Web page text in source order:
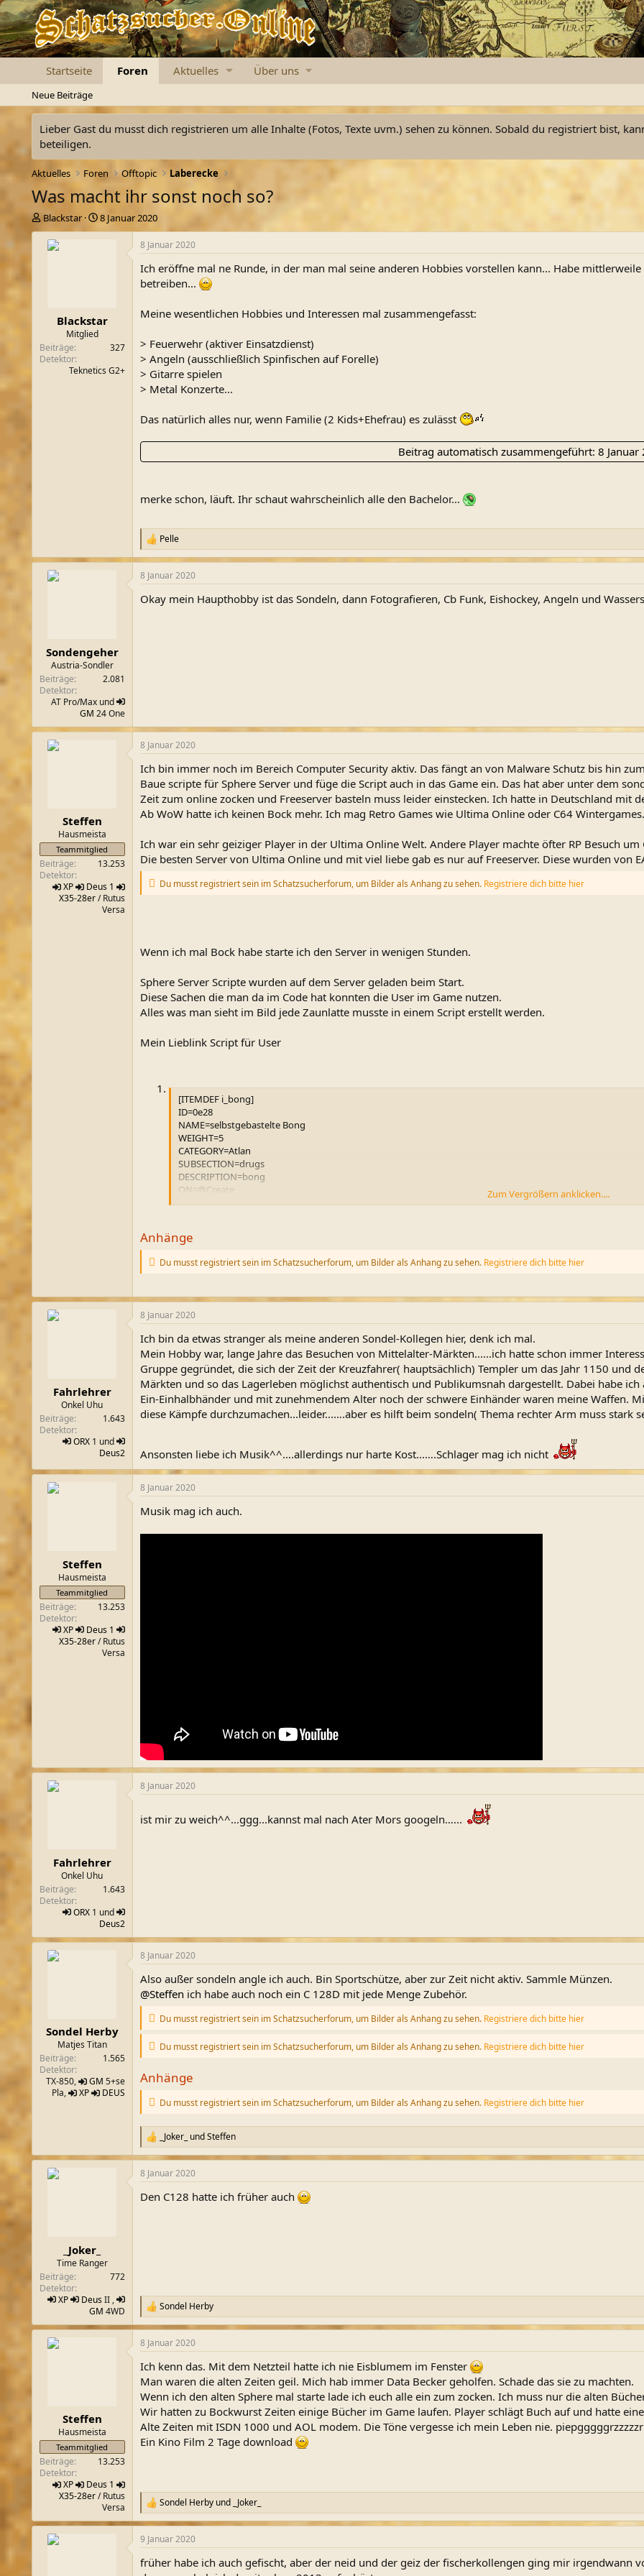
Startseite Foren Aktuelles Über uns
Neue Beiträge
Lieber Gast du musst dich registrieren um alle Inhalte (Fotos, Texte uvm.) sehen zu können. Sobald du registriert bist,
beteiligen.
Aktuelles Foren Offtopic Laberecke
Was macht ihr sonst noch so?
E
r
Blackstar
E
r
a
8 Januar 2020
Blackstar
Mitglied
Beiträge
327
Detektor
Teknetics G2+
8 Januar 2020
Ich eröffne mal ne Runde, in der man mal seine anderen Hobbies vorstellen kann... Habe
betreiben...
Meine wesentlichen Hobbies und Interessen mal zusammengefasst:
> Feuerwehr (aktiver Einsatzdienst)
> Angeln (ausschließlich Spinfischen auf Forelle)
> Gitarre spielen
> Metal Konzerte...
Das natürlich alles nur, wenn Familie (2 Kids+Ehefrau) es zulässt
Beitrag automatisch zusammengeführt:8 Januar
merke schon, läuft. Ihr schaut wahrscheinlich alle den Bachelor...
R
e
a
k
i
Pelle
Sondengeher
Austria-Sondler
Beiträge
2.081
Detektor
AT Pro/Max und
GM 24 One
8 Januar 2020
Okay mein Haupthobby ist das Sondeln, dann Fotografieren, Cb Funk, Eishockey, Angeln und
Steffen
Hausmeista
Teammitglied
Beiträge
13.253
Detektor
XP
Deus 1
X35-28er/ Rutus
Versa
8 Januar 2020
Ich bin immer noch im Bereich Computer Security aktiv. Das fängt an von Malware Schutz bis hin
Baue scripte für Sphere Server und füge die Script auch in das Game ein. Das hat aber unter dem
Zeit zum online zocken und Freeserver basteln muss leider einstecken. Ich hatte in Deutschland mit
Ab WoW hatte ich keinen Bock mehr. Ich mag Retro Games wie Ultima Online oder C64
Ich war ein sehr geiziger Player in der Ultima Online Welt. Andere Player machte öfter RP Besuch um
Die besten Server von Ultima Online und mit viel liebe gab es nur auf Freeserver. Diese wurden von
Du musst registriert sein im Schatzsucherforum, um Bilder als Anhang zu sehen. Registriere dich bitte hier
Wenn ich mal Bock habe starte ich den Server in wenigen Stunden.
Sphere Server Scripte wurden auf dem Server geladen beim Start.
Diese Sachen die man da im Code hat konnten die User im Game nutzen.
Alles was man sieht im Bild jede Zaunlatte musste in einem Script erstellt werden.
Mein Lieblink Script für User
[ITEMDEF i_bong]
ID=0e28
NAME=selbstgebastelte Bong
WEIGHT=5
CATEGORY=Atlan
SUBSECTION=drugs
DESCRIPTION=bong
ON=@Create
COLOR=1301
If (<src.findid.i_mem_rauschdauer.amount>==0)
SRC.SAY ** Zieht kraeftig am Bong **
Var.STA1=(<src.str>/2)
Var.STA2=(<src.str>/5)
Src.STAM=(<VAR.STA1>+<VAR.STA2>)
SRC.NEWITEM i_mem_rauschdauer
SRC.ACT.TIMER=60
SRC.ACT.EQUIP
SRC.FLAGS=<SRC.FLAGS>|statf_hallucinating
SRC.CONSUME 1 i_Dope
ELSE
Endif
ELSE
SRC.MESSAGE Du bist zu breit um dir nen Kopf zu stopfen
ENDIF
Zum Vergrößern anklicken....
Anhänge
Du musst registriert sein im Schatzsucherforum, um Bilder als Anhang zu sehen. Registriere dich bitte hier
Fahrlehrer
Onkel Uhu
Beiträge
1.643
Detektor
ORX1 und
Deus2
8 Januar 2020
Ich bin da etwas stranger als meine anderen Sondel-Kollegen hier, denk ich mal.
Mein Hobby war, lange Jahre das Besuchen von Mittelalter-Märkten......ich hatte schon immer
Gruppe gegründet, die sich der Zeit der Kreuzfahrer( hauptsächlich) Templer um das Jahr 1150 und
Märkten und so das Lagerleben möglichst authentisch und Publikumsnah dargestellt. Dabei habe
Ein-Einhalbhänder und mit zunehmendem Alter noch der schwere Einhänder waren meine Waffen.
diese Kämpfe durchzumachen...leider...….aber es hilft beim sondeln( Thema rechter Arm muss stark
Ansonsten liebe ich Musik^^….allerdings nur harte Kost...….Schlager mag ich nicht
Steffen
Hausmeista
Teammitglied
Beiträge
13.253
Detektor
XP
Deus 1
X35-28er/ Rutus
Versa
8 Januar 2020
Musik mag ich auch.
Fahrlehrer
Onkel Uhu
Beiträge
1.643
Detektor
ORX1 und
Deus2
8 Januar 2020
ist mir zu weich^^...ggg...kannst mal nach Ater Mors googeln…...
Sondel Herby
Matjes Titan
Beiträge
1.565
Detektor
TX-850,
GM 5+se
Pla,
XP DEUS
8 Januar 2020
Also außer sondeln angle ich auch. Bin Sportschütze, aber zur Zeit nicht aktiv. Sammle Münzen.
@Steffen ich habe auch noch ein C 128D mit jede Menge Zubehör.
Du musst registriert sein im Schatzsucherforum, um Bilder als Anhang zu sehen. Registriere dich bitte hier
Du musst registriert sein im Schatzsucherforum, um Bilder als Anhang zu sehen. Registriere dich bitte hier
Anhänge
Du musst registriert sein im Schatzsucherforum, um Bilder als Anhang zu sehen. Registriere dich bitte hier
R
e
a
k
i
_Joker_ undSteffen
_Joker_
Time Ranger
Beiträge
772
Detektor
XP
DeusII ,
GM 4WD
8 Januar 2020
Den C128 hatte ich früher auch
R
e
a
k
i
o
n
e
n
:
Sondel Herby
Steffen
Hausmeista
Teammitglied
Beiträge
13.253
Detektor
XP
Deus 1
X35-28er/ Rutus
Versa
8 Januar 2020
Ich kenn das. Mit dem Netzteil hatte ich nie Eisblumem im Fenster
Man waren die alten Zeiten geil. Mich hab immer Data Becker geholfen. Schade das sie zu machten.
Wenn ich den alten Sphere mal starte lade ich euch alle ein zum zocken. Ich muss nur die alten
Wir hatten zu Bockwurst Zeiten einige Bücher im Game laufen. Player schlägt Buch auf und hatte
Alte Zeiten mit ISDN 1000 und AOL modem. Die Töne vergesse ich mein Leben nie.
Ein Kino Film 2 Tage download
R
e
a
k
i
Sondel Herbyund _Joker_
9 Januar 2020
früher habe ich auch gefischt, aber der neid und der geiz der fischerkollengen ging mir irgendwann